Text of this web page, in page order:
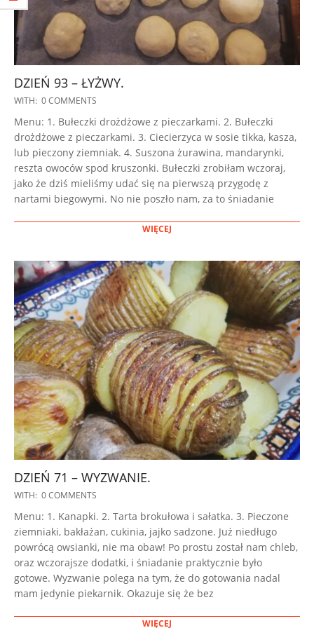
DZIEŃ 93 – ŁYŻWY.
2023-
08
WITH: 0 COMMENTS
Menu: 1. Bułeczki drożdżowe z pieczarkami. 2. Bułeczki
drożdżowe z pieczarkami. 3. Ciecierzyca w sosie tikka, kasza,
lub pieczony ziemniak. 4. Suszona żurawina, mandarynki,
reszta owoców spod kruszonki. Bułeczki zrobiłam wczoraj,
jako że dziś mieliśmy udać się na pierwszą przygodę z
nartami biegowymi. No nie poszło nam, za to śniadanie
WIĘCEJ
DZIEŃ 71 – WYZWANIE.
2023-
03
WITH: 0 COMMENTS
Menu: 1. Kanapki. 2. Tarta brokułowa i sałatka. 3. Pieczone
ziemniaki, bakłażan, cukinia, jajko sadzone. Już niedługo
powrócą owsianki, nie ma obaw! Po prostu został nam chleb,
oraz wczorajsze dodatki, i śniadanie praktycznie było
gotowe. Wyzwanie polega na tym, że do gotowania nadal
mam jedynie piekarnik. Okazuje się że bez
WIĘCEJ